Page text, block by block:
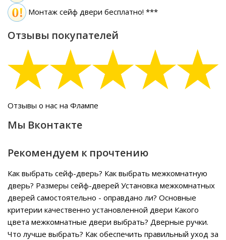
Монтаж сейф двери бесплатно! ***
Отзывы покупателей
Отзывы о нас на Флампе
Мы Вконтакте
Рекомендуем к прочтению
Как выбрать сейф-дверь? Как выбрать межкомнатную
дверь? Размеры сейф-дверей Установка межкомнатных
дверей самостоятельно - оправдано ли? Основные
критерии качественно установленной двери Какого
цвета межкомнатные двери выбрать? Дверные ручки.
Что лучше выбрать? Как обеспечить правильный уход за